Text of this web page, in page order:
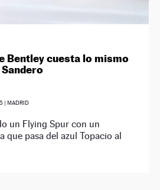
Bentley cuesta lo mismo
| MADRID
un Flying Spur con un
que pasa del azul Topacio al